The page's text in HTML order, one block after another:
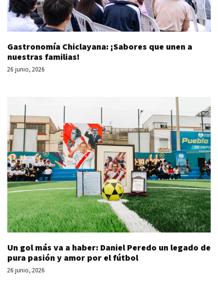
Gastronomía Chiclayana: ¡Sabores que unen a
nuestras familias!
26 junio, 2026
Un gol más va a haber: Daniel Peredo un legado de
pura pasión y amor por el fútbol
26 junio, 2026